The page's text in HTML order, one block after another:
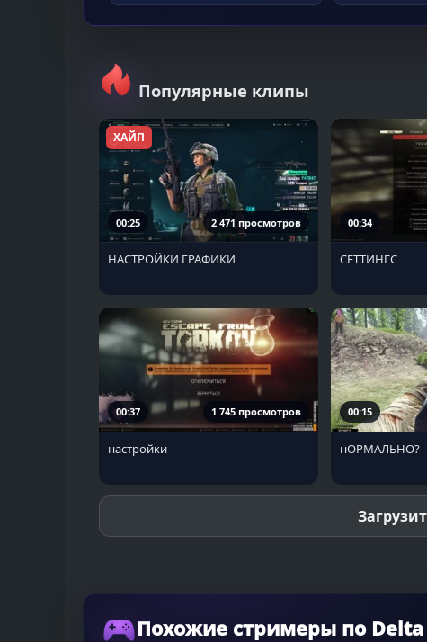
Популярные клипы
ХАЙП
00:25 2 471 просмотров
НАСТРОЙКИ ГРАФИКИ
00:34
СЕТТИНГС
00:37 1 745 просмотров
настройки
00:15
нОРМАЛЬНО?
Похожие стримеры по Delta